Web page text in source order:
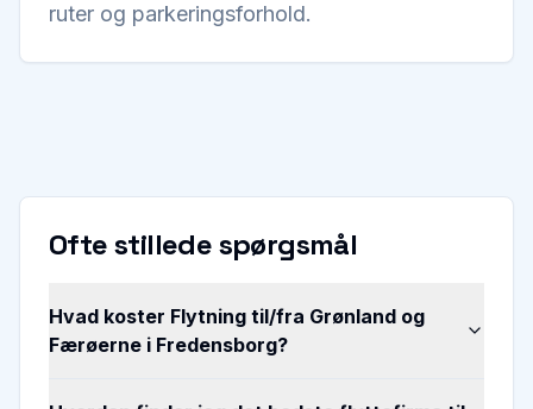
ruter og parkeringsforhold.
Ofte stillede spørgsmål
Hvad koster Flytning til/fra Grønland og
Færøerne i Fredensborg?